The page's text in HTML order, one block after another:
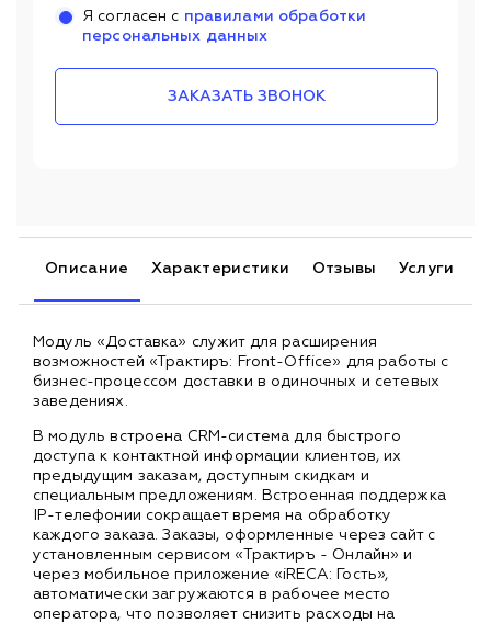
Я согласен с правилами обработки
персональных данных
ЗАКАЗАТЬ ЗВОНОК
Описание Характеристики Отзывы Услуги
Модуль «Доставка» служит для расширения
возможностей «Трактиръ: Front-Office» для работы с
бизнес-процессом доставки в одиночных и сетевых
заведениях.
В модуль встроена CRM-система для быстрого
доступа к контактной информации клиентов, их
предыдущим заказам, доступным скидкам и
специальным предложениям. Встроенная поддержка
IP-телефонии сокращает время на обработку
каждого заказа. Заказы, оформленные через сайт с
установленным сервисом «Трактиръ - Онлайн» и
через мобильное приложение «iRECA: Гость»,
автоматически загружаются в рабочее место
оператора, что позволяет снизить расходы на